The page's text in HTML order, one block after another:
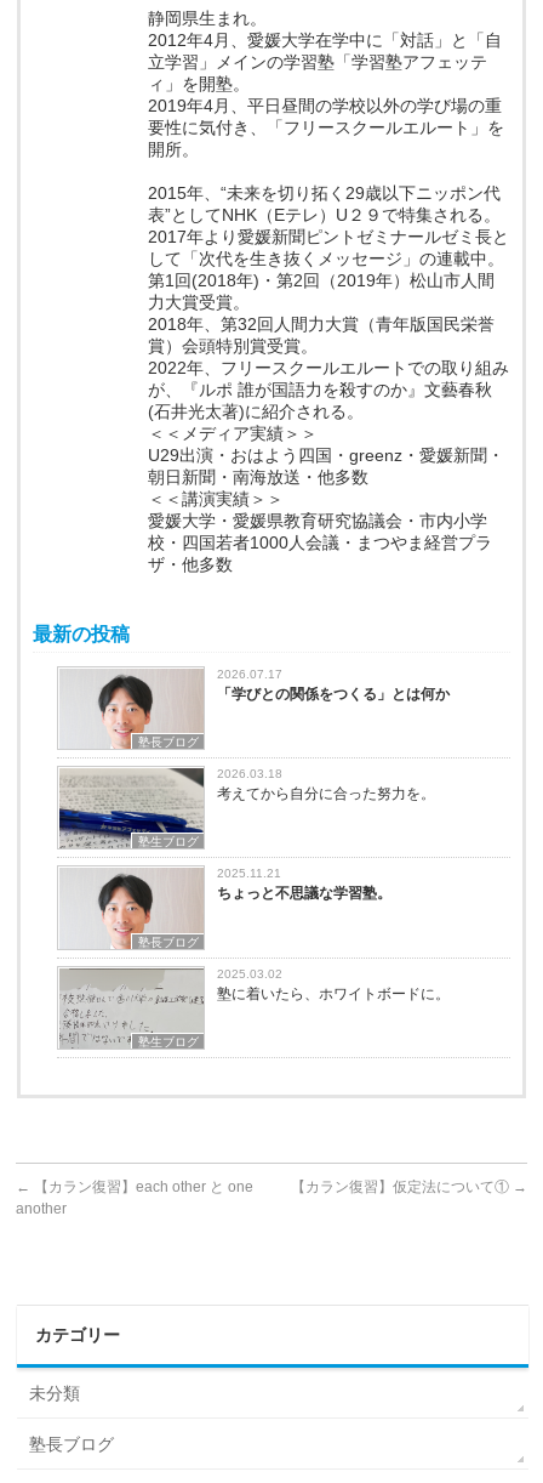
静岡県生まれ。
2012年4月、愛媛大学在学中に「対話」と「自
立学習」メインの学習塾「学習塾アフェッテ
ィ」を開塾。
2019年4月、平日昼間の学校以外の学び場の重
要性に気付き、「フリースクールエルート」を
開所。
2015年、“未来を切り拓く29歳以下ニッポン代
表”としてNHK（Eテレ）U２９で特集される。
2017年より愛媛新聞ピントゼミナールゼミ長と
して「次代を生き抜くメッセージ」の連載中。
第1回(2018年)・第2回（2019年）松山市人間
力大賞受賞。
2018年、第32回人間力大賞（青年版国民栄誉
賞）会頭特別賞受賞。
2022年、フリースクールエルートでの取り組み
が、『ルポ 誰が国語力を殺すのか』文藝春秋
(石井光太著)に紹介される。
＜＜メディア実績＞＞
U29出演・おはよう四国・greenz・愛媛新聞・
朝日新聞・南海放送・他多数
＜＜講演実績＞＞
愛媛大学・愛媛県教育研究協議会・市内小学
校・四国若者1000人会議・まつやま経営プラ
ザ・他多数
最新の投稿
塾長ブログ
2026.07.17
「学びとの関係をつくる」とは何か
塾生ブログ
2026.03.18
考えてから自分に合った努力を。
塾長ブログ
2025.11.21
ちょっと不思議な学習塾。
塾生ブログ
2025.03.02
塾に着いたら、ホワイトボードに。
←
【カラン復習】each other と one
another
【カラン復習】仮定法について① →
カテゴリー
未分類
塾長ブログ